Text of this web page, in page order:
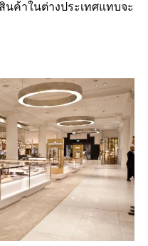
ค้าในต่างประเทศแทบจะ